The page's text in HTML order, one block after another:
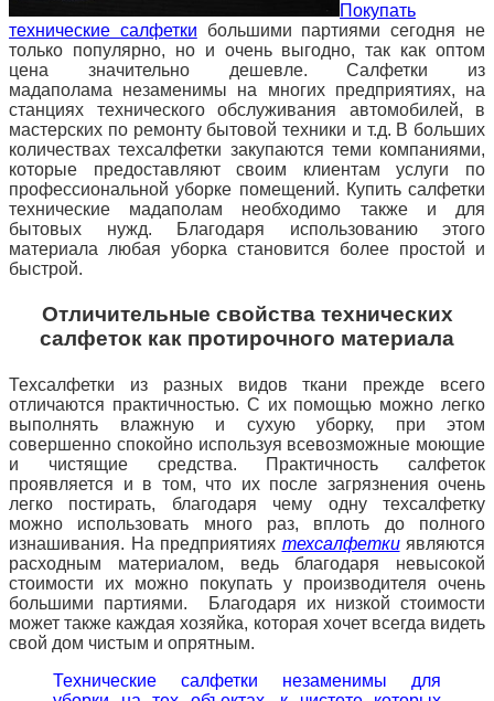
Покупать
технические салфетки большими партиями сегодня не
только популярно, но и очень выгодно, так как оптом
цена значительно дешевле. Салфетки из
мадаполама незаменимы на многих предприятиях, на
станциях технического обслуживания автомобилей, в
мастерских по ремонту бытовой техники и т.д. В больших
количествах техсалфетки закупаются теми компаниями,
которые предоставляют своим клиентам услуги по
профессиональной уборке помещений. Купить салфетки
технические мадаполам необходимо также и для
бытовых нужд. Благодаря использованию этого
материала любая уборка становится более простой и
быстрой.
Отличительные свойства технических
салфеток как протирочного материала
Техсалфетки из разных видов ткани прежде всего
отличаются практичностью. С их помощью можно легко
выполнять влажную и сухую уборку, при этом
совершенно спокойно используя всевозможные моющие
и чистящие средства. Практичность салфеток
проявляется и в том, что их после загрязнения очень
легко постирать, благодаря чему одну техсалфетку
можно использовать много раз, вплоть до полного
изнашивания. На предприятиях техсалфеткиявляются
расходным материалом, ведь благодаря невысокой
стоимости их можно покупать у производителя очень
большими партиями. Благодаря их низкой стоимости
может также каждая хозяйка, которая хочет всегда видеть
свой дом чистым и опрятным.
Технические салфетки незаменимы для